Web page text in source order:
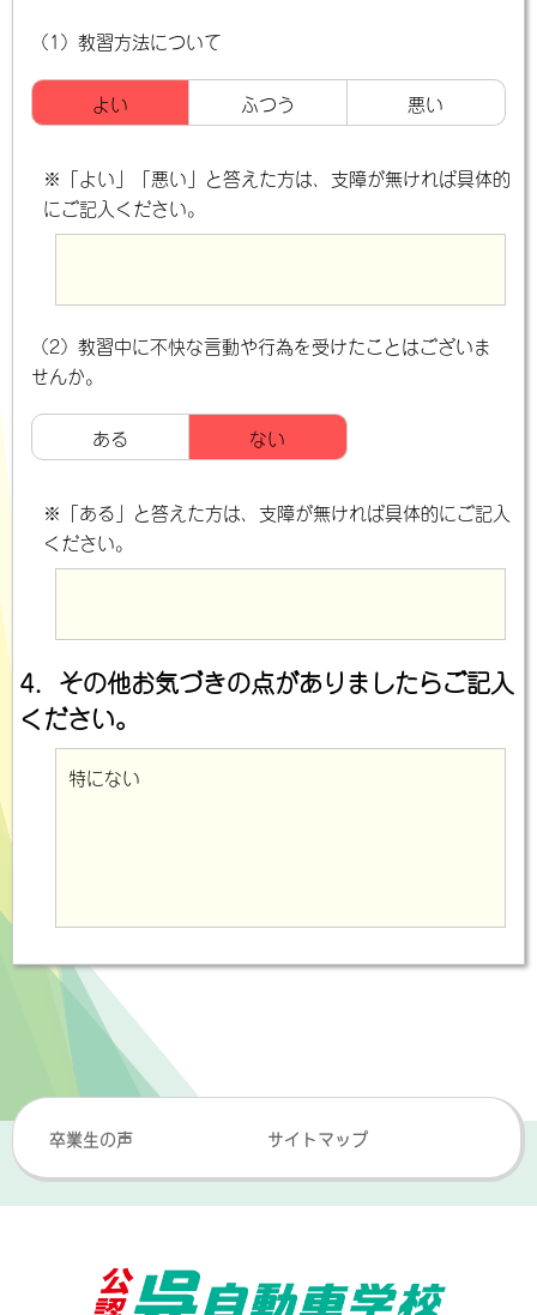
（1）教習方法について
よい ふつう 悪い
※「よい」「悪い」と答えた方は、支障が無ければ具体的
にご記入ください。
（2）教習中に不快な言動や行為を受けたことはございま
せんか。
ある ない
※「ある」と答えた方は、支障が無ければ具体的にご記入
ください。
4．その他お気づきの点がありましたらご記入
ください。
特にない
卒業生の声 サイトマップ